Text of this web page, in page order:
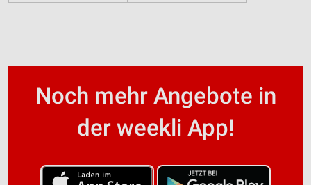
Noch mehr Angebote in
der weekli App!